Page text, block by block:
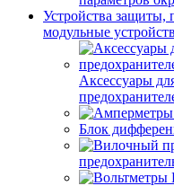
Устройства защиты,
модульные
Аксессуары
Блок